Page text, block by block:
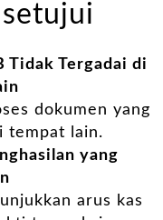
Tidak Tergadai di
dokumen yang
tempat lain.
yang
arus kas